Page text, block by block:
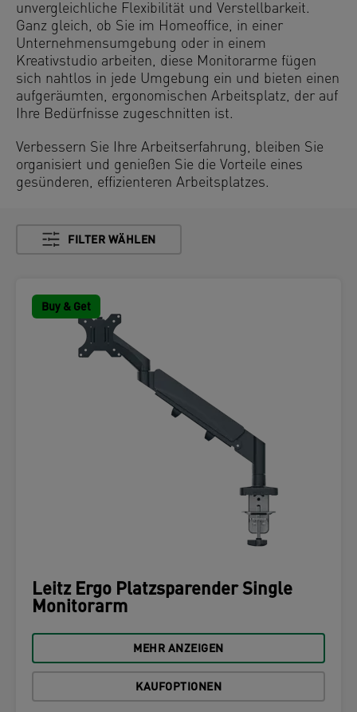
unvergleichliche Flexibilität und Verstellbarkeit.
Ganz gleich, ob Sie im Homeoffice, in einer
Unternehmensumgebung oder in einem
Kreativstudio arbeiten, diese Monitorarme fügen
sich nahtlos in jede Umgebung ein und bieten einen
aufgeräumten, ergonomischen Arbeitsplatz, der auf
Ihre Bedürfnisse zugeschnitten ist.
Verbessern Sie Ihre Arbeitserfahrung, bleiben Sie
organisiert und genießen Sie die Vorteile eines
gesünderen, effizienteren Arbeitsplatzes.
FILTER WÄHLEN
Buy & Get
Leitz Ergo Platzsparender Single
Monitorarm
MEHR ANZEIGEN
KAUFOPTIONEN